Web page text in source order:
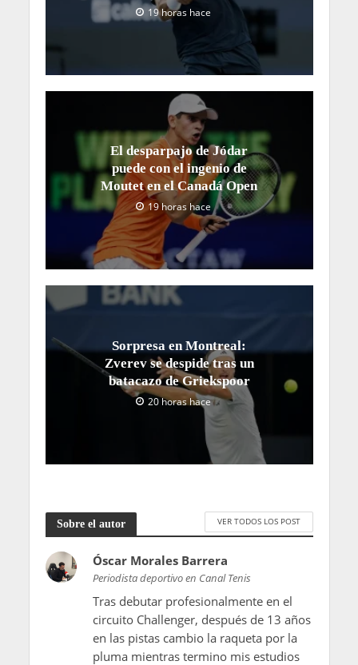
19 horas hace
El desparpajo de Jódar
puede con el ingenio de
Moutet en el Canadá Open
19 horas hace
Sorpresa en Montreal:
Zverev se despide tras un
batacazo de Griekspoor
20 horas hace
Sobre el autor VER TODOS LOS POST
Óscar Morales Barrera
Periodista deportivo en Canal Tenis
Tras debutar profesionalmente en el
circuito Challenger, después de 13 años
en las pistas cambio la raqueta por la
pluma mientras termino mis estudios